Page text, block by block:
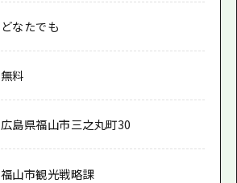
どなたでも
無料
広島県福山市三之丸町30
福山市観光戦略課